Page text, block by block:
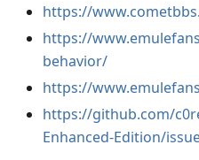
https://
https://
behavior/
https://
https://github.com/
Enhanced-Edition/